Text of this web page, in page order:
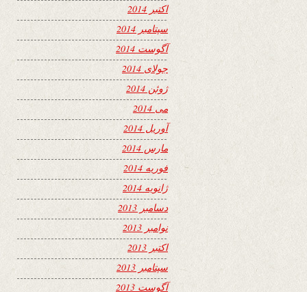
اکتبر 2014
سپتامبر 2014
آگوست 2014
جولای 2014
ژوئن 2014
می 2014
آوریل 2014
مارس 2014
فوریه 2014
ژانویه 2014
دسامبر 2013
نوامبر 2013
اکتبر 2013
سپتامبر 2013
آگوست 2013